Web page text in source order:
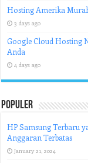
Hosting Amerika
3 days ago
Google Cloud Hosting
Anda
4 days ago
Populer
HP Samsung Terbaru
Anggaran Terbatas
January 21, 2024